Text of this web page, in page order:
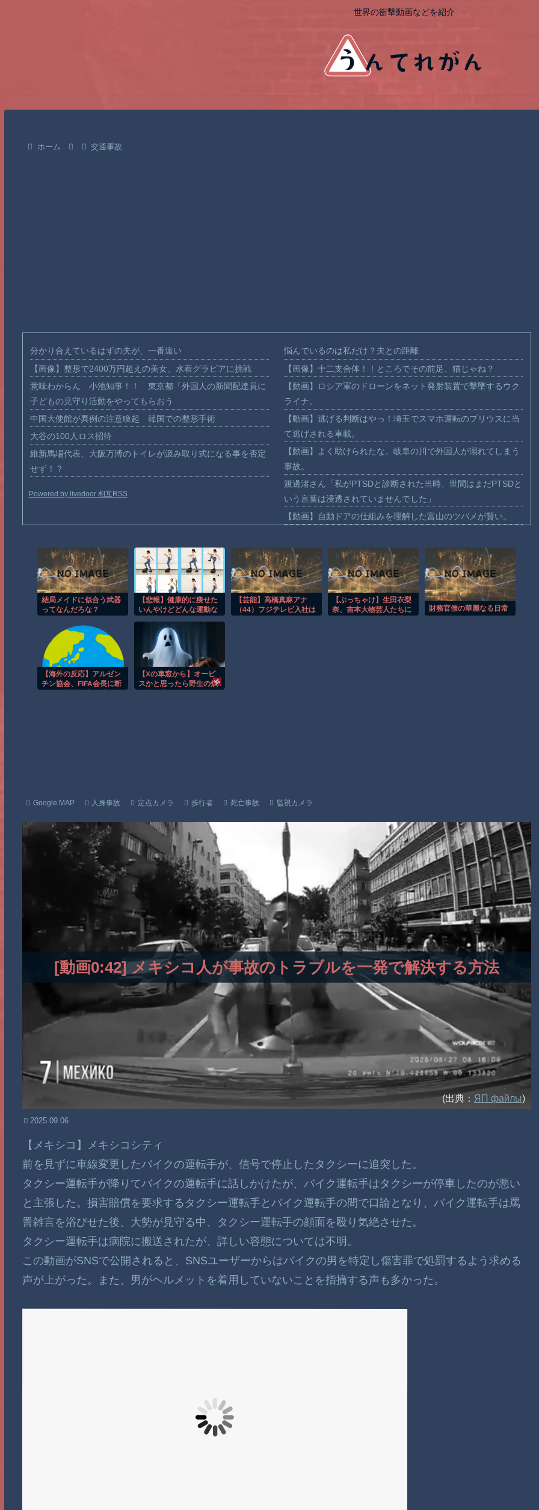
世界の衝撃動画などを紹介
ホーム 交通事故
分かり合えているはずの夫が、一番遠い
【画像】整形で2400万円超えの美女、水着グラビアに挑戦
意味わからん 小池知事！！ 東京都「外国人の新聞配達員に
子どもの見守り活動をやってもらおう
中国大使館が異例の注意喚起 韓国での整形手術
大谷の100人ロス招待
維新馬場代表、大阪万博のトイレが汲み取り式になる事を否定
せず！？
Powered by livedoor 相互RSS
悩んでいるのは私だけ？夫との距離
【画像】十二支合体！！ところでその前足、猫じゃね？
【動画】ロシア軍のドローンをネット発射装置で撃墜するウク
ライナ。
【動画】逃げる判断はやっ！埼玉でスマホ運転のプリウスに当
て逃げされる車載。
【動画】よく助けられたな。岐阜の川で外国人が溺れてしまう
事故。
渡邊渚さん「私がPTSDと診断された当時、世間はまだPTSDと
いう言葉は浸透されていませんでした」
【動画】自動ドアの仕組みを理解した富山のツバメが賢い。
（50%還元）」を開催！
【動画】高速道路を走行中の車からリアガラスが飛んでくる事
故(ﾟoﾟ)
子供向け漫画、謎の闇の大会に参加しがち問題
【朗報】大人気漫画「GANTZ」がAmazonでなんと全巻100円
結局メイドに似合う武器
ってなんだろな？
【悲報】健康的に痩せた
いんやけどどんな運動な
ｗｗｗｗｗｗ
【芸能】高橋真麻アナ
（44）フジテレビ入社は
【ぶっちゃけ】生田衣梨
奈、吉本大物芸人たちに
財務官僚の華麗なる日常
【海外の反応】アルゼン
チン協会、FIFA会長に断
【Xの車窓から】オービ
スかと思ったら野生の炊
Google MAP 人身事故 定点カメラ 歩行者 死亡事故 監視カメラ
[動画0:42] メキシコ人が事故のトラブルを一発で解決する方法
(出典： ЯП файлы)
2025.09.06
【メキシコ】メキシコシティ
前を見ずに車線変更したバイクの運転手が、信号で停止したタクシーに追突した。
タクシー運転手が降りてバイクの運転手に話しかけたが、バイク運転手はタクシーが停車したのが悪い
と主張した。損害賠償を要求するタクシー運転手とバイク運転手の間で口論となり、バイク運転手は罵
詈雑言を浴びせた後、大勢が見守る中、タクシー運転手の顔面を殴り気絶させた。
タクシー運転手は病院に搬送されたが、詳しい容態については不明。
この動画がSNSで公開されると、SNSユーザーからはバイクの男を特定し傷害罪で処罰するよう求める
声が上がった。また、男がヘルメットを着用していないことを指摘する声も多かった。